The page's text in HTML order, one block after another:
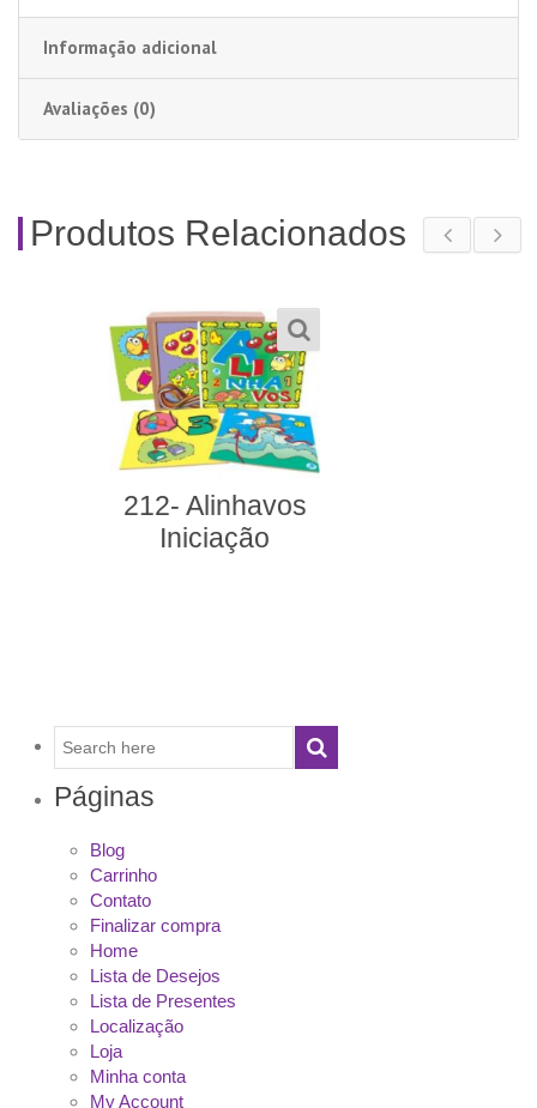
Informação adicional
Avaliações (0)
Produtos Relacionados
Silábico Futebol
Páginas
Blog
Carrinho
Contato
Finalizar compra
Home
Lista de Desejos
Lista de Presentes
Localização
Loja
Minha conta
My Account